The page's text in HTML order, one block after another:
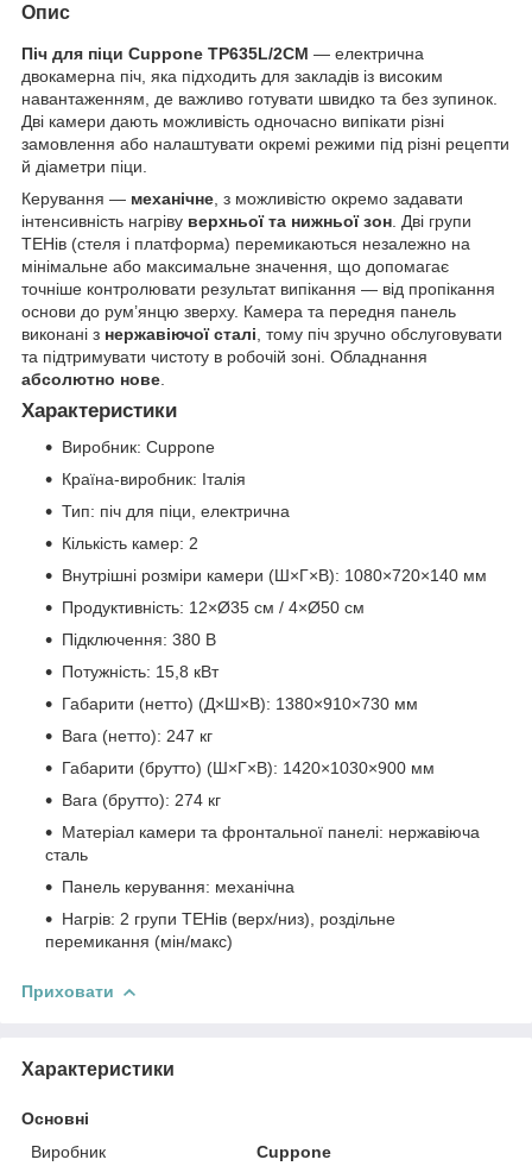
Опис
Піч для піци Cuppone TP635L/2CM — електрична
двокамерна піч, яка підходить для закладів із високим
навантаженням, де важливо готувати швидко та без зупинок.
Дві камери дають можливість одночасно випікати різні
замовлення або налаштувати окремі режими під різні рецепти
й діаметри піци.
Керування — механічне , з можливістю окремо задавати
інтенсивність нагріву верхньої та нижньої зон . Дві групи
ТЕНів (стеля і платформа) перемикаються незалежно на
мінімальне або максимальне значення, що допомагає
точніше контролювати результат випікання — від пропікання
основи до рум’янцю зверху. Камера та передня панель
виконані з нержавіючої сталі , тому піч зручно обслуговувати
та підтримувати чистоту в робочій зоні. Обладнання
абсолютно нове
Характеристики
Виробник: Cuppone
Країна-виробник: Італія
Тип: піч для піци, електрична
Кількість камер: 2
Внутрішні розміри камери (Ш×Г×В): 1080×720×140 мм
Продуктивність: 12×Ø35 см / 4×Ø50 см
Підключення: 380 В
Потужність: 15,8 кВт
Габарити (нетто) (Д×Ш×В): 1380×910×730 мм
Вага (нетто): 247 кг
Габарити (брутто) (Ш×Г×В): 1420×1030×900 мм
Вага (брутто): 274 кг
Матеріал камери та фронтальної панелі: нержавіюча
сталь
Панель керування: механічна
Нагрів: 2 групи ТЕНів (верх/низ), роздільне
перемикання (мін/макс)
Приховати
Характеристики
Основні
Виробник
Cuppone